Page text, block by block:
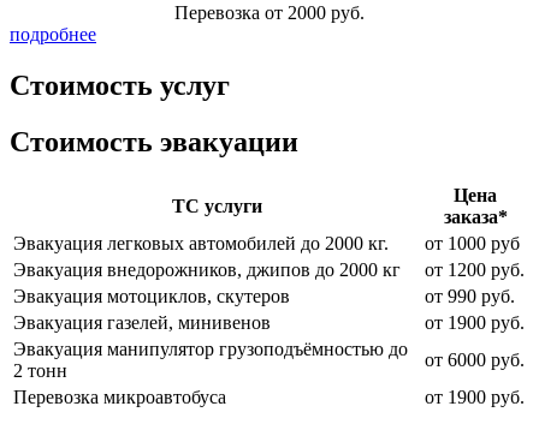
Перевозка от 2000 руб.
подробнее
Стоимость услуг
Стоимость эвакуации
ТС услуги
Цена
заказа*
Эвакуация легковых автомобилей до 2000 кг.
от 1000 руб
Эвакуация внедорожников, джипов до 2000 кг
от 1200 руб.
Эвакуация мотоциклов, скутеров
от 990 руб.
Эвакуация газелей, минивенов
от 1900 руб.
Эвакуация манипулятор грузоподъёмностью до
2 тонн
от 6000 руб.
Перевозка микроавтобуса
от 1900 руб.